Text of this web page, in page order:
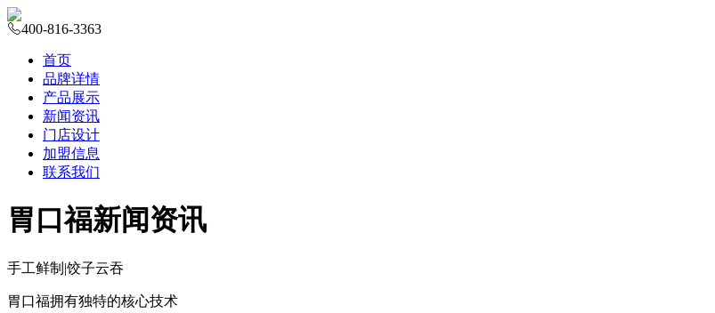
400-816-3363
首页
品牌详情
产品展示
新闻资讯
门店设计
加盟信息
联系我们
胃口福新闻资讯
手工鲜制 |饺子云吞
胃口福拥有独特的核心技术